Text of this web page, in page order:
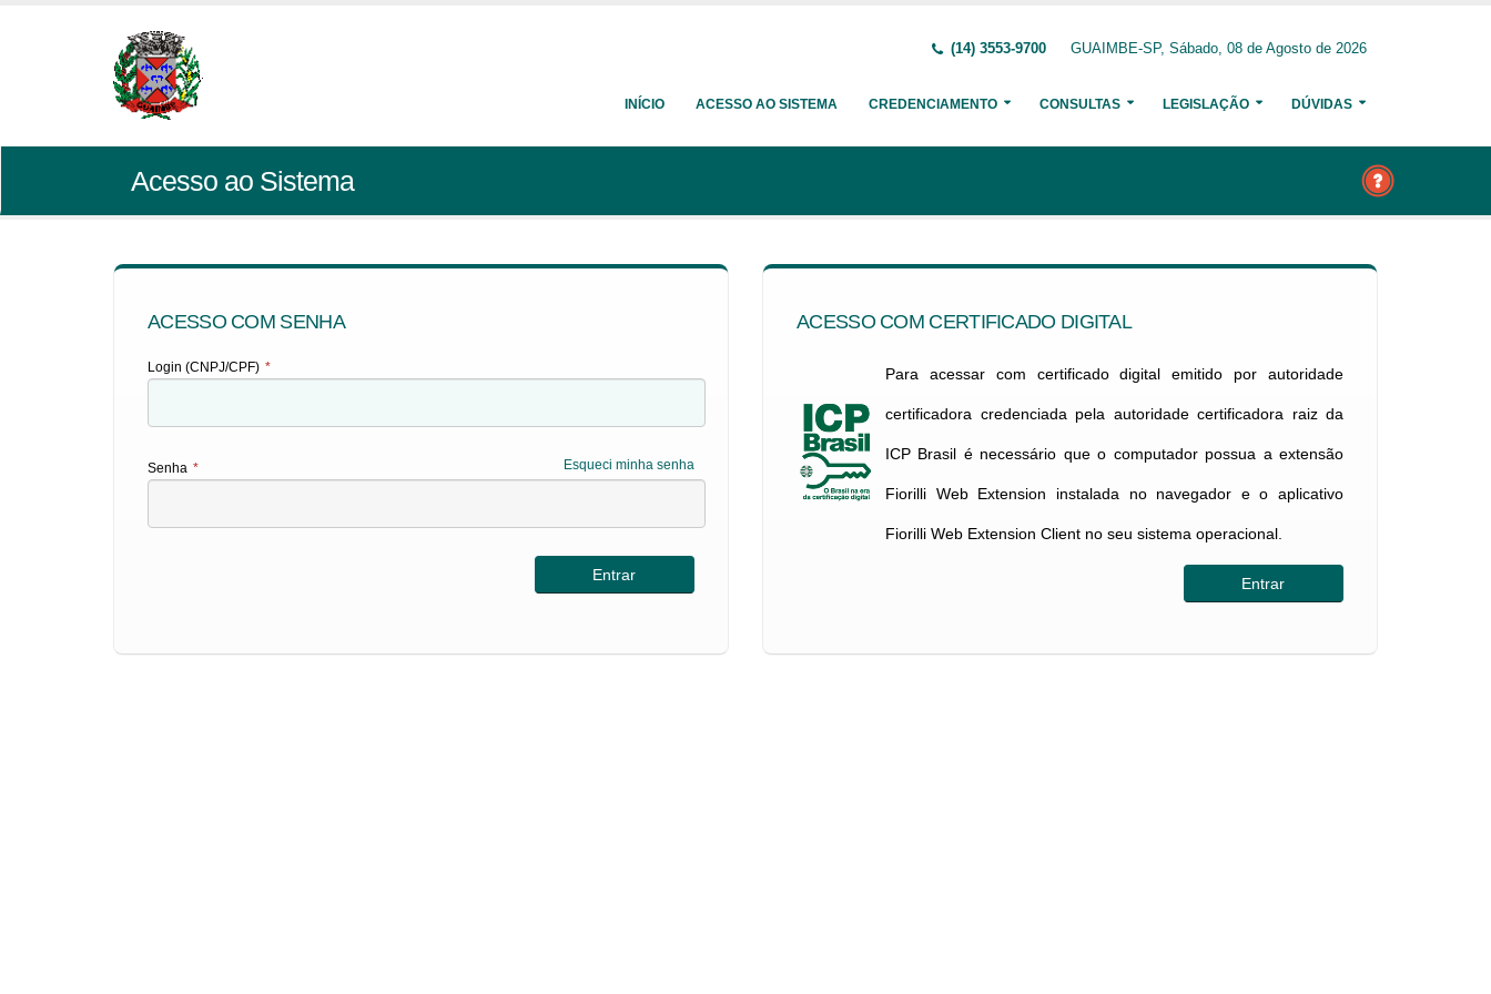
(14) 3553-9700 GUAIMBE-SP, Sábado, 08 de Agosto de 2026
INÍCIO ACESSO AO SISTEMA CREDENCIAMENTO CONSULTAS LEGISLAÇÃO DÚVIDAS
Acesso ao Sistema
ACESSO COM SENHA
Login (CNPJ/CPF) *
Esqueci minha senha
Senha *
ACESSO COM CERTIFICADO DIGITAL
Para acessar com certificado digital emitido por autoridade
certificadora credenciada pela autoridade certificadora raiz da
ICP Brasil é necessário que o computador possua a extensão
Fiorilli Web Extension instalada no navegador e o aplicativo
Fiorilli Web Extension Client no seu sistema operacional.